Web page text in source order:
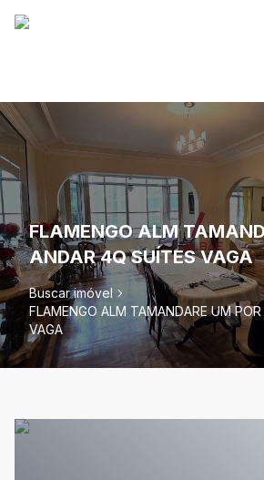
FLAMENGO ALM
ANDAR 4Q SUÍTES VAGA
Buscar imóvel
FLAMENGO ALM TAMANDARE UM
VAGA